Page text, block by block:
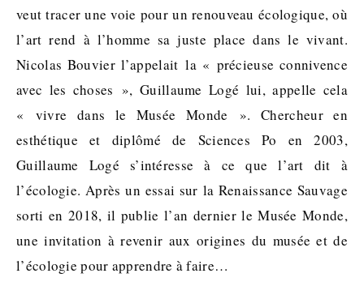
veut tracer une voie pour un renouveau écologique, où
l’art rend à l’homme sa juste place dans le vivant.
Nicolas Bouvier l’appelait la « précieuse connivence
avec les choses », Guillaume Logé lui, appelle cela
« vivre dans le Musée Monde ». Chercheur en
esthétique et diplômé de Sciences Po en 2003,
Guillaume Logé s’intéresse à ce que l’art dit à
l’écologie. Après un essai sur la Renaissance Sauvage
sorti en 2018, il publie l’an dernier le Musée Monde,
une invitation à revenir aux origines du musée et de
l’écologie pour apprendre à faire…